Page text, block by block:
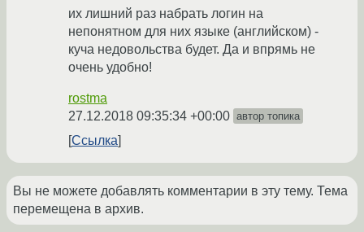
их лишний раз набрать логин на
непонятном для них языке (английском) -
куча недовольства будет. Да и впрямь не
очень удобно!
rostma
27.12.2018 09:35:34 +00:00 автор топика
Ссылка
Вы не можете добавлять комментарии в эту тему. Тема
перемещена в архив.